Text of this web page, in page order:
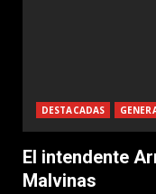
DESTACADAS
El intendente
Malvinas